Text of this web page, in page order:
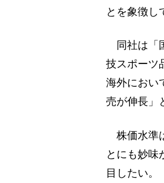
とを象徴し
同社は「
技スポーツ
海外におい
売が伸長」
株価水準
とにも妙味
目したい。